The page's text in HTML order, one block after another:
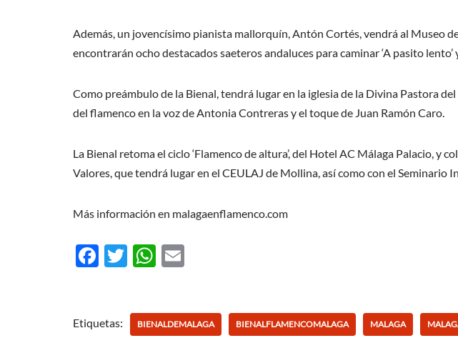
Además, un jovencísimo pianista mallorquín, Antón Cortés, vendrá al Museo
encontrarán ocho destacados saeteros andaluces para caminar ‘A pasito
Como preámbulo de la Bienal, tendrá lugar en la iglesia de la Divina Pastora
del flamenco en la voz de Antonia Contreras y el toque de Juan Ramón Caro.
La Bienal retoma el ciclo ‘Flamenco de altura’, del Hotel AC Málaga Palacio,
Valores, que tendrá lugar en el CEULAJ de Mollina, así como con el Seminario
Más información en malagaenflamenco.com
F
b
T
er
W
s
Etiquetas: BIENALDEMALAGA BIENALFLAMENCOMALAGA MALAGA